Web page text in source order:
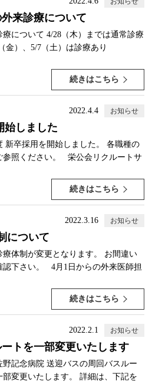
来診療について
について 4/28（木）までは通常診療
金）、5/7（土）は診療あり
続きはこちら
2022.4.4 お知らせ
始しました
新卒採用を開始しました。 各職種の
参照ください。 栄公会リクルートサ
続きはこちら
2022.3.16 お知らせ
について
療体制が変更となります。 お間違い
認下さい。 4月1日からの外来医師担
続きはこちら
2022.2.1 お知らせ
トを一部変更いたします
野記念病院 送迎バスの周回バスルー
部変更いたします。 詳細は、下記を